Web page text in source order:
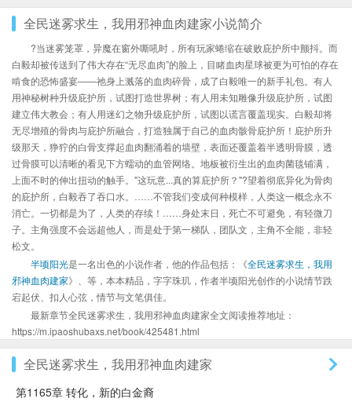
全民迷雾求生，我用邪神血肉建家小说简介
?当迷雾笼罩，异魔在窗外嘶吼时，所有玩家蜷缩在破败庇护所中颤抖。而
白毅却被传送到了伟大存在“无尽血肉”的脸上，目睹血肉星球被更为可怕的存在
啃食的恐怖盛宴——祂身上溅落的血肉碎骨，成了白毅唯一的新手礼包。有人
用神秘树种升级庇护所，试图打造世界树；有人用未知雕像升级庇护所，试图
建立伟大教会；有人用迷幻之物升级庇护所，试图以谎言覆盖现实。白毅却将
无尽增殖的骨肉与庇护所融合，打造独属于自己的血肉骸骨庇护所！庇护所升
级那天，狰狞的白骨支撑起血肉翻涌着的墙壁，表面还覆盖着半透明骨膜，透
过骨膜可以清晰的看见下方蠕动的血管网络。地板被衍生出的血肉菌毯铺满，
上面不时的伸出扭动的触手。"这玩意...真的算庇护所？"?望着彻底异化为骨肉
的庇护所，白毅吞了吞口水。……不管我们变成何种模样，人类这一概念永不
消亡。一切都是为了，人类的存续！……身处末日，死亡不可避免，有轻微刀
子。主角强度不会远超他人，而是处于第一梯队，团队文，主角不全能，非轻
松文。
半顷阳光是一名出色的小说作者，他的作品包括：《全民迷雾求生，我用
邪神血肉建家》、等，本本精品，字字珠玑，作者半顷阳光创作的小说情节跌
宕起伏、扣人心弦，情节与文笔俱佳。
最新章节全民迷雾求生，我用邪神血肉建家全文阅读推荐地址：
https://m.ipaoshubaxs.net/book/425481.html
全民迷雾求生，我用邪神血肉建家
第1165章 转化，新的白金裔